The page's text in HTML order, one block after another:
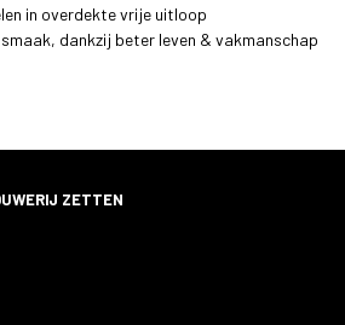
in overdekte vrije uitloop
dankzij beter leven & vakmanschap
ZETTEN